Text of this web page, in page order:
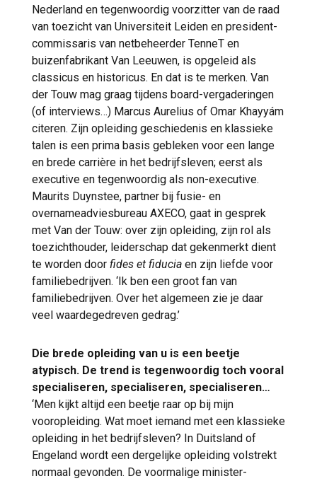
Nederland en tegenwoordig voorzitter van de raad
van toezicht van Universiteit Leiden en president-
commissaris van netbeheerder TenneT en
buizenfabrikant Van Leeuwen, is opgeleid als
classicus en historicus. En dat is te merken. Van
der Touw mag graag tijdens board-vergaderingen
(of interviews…) Marcus Aurelius of Omar Khayyám
citeren. Zijn opleiding geschiedenis en klassieke
talen is een prima basis gebleken voor een lange
en brede carrière in het bedrijfsleven; eerst als
executive en tegenwoordig als non-executive.
Maurits Duynstee, partner bij fusie- en
overnameadviesbureau AXECO, gaat in gesprek
met Van der Touw: over zijn opleiding, zijn rol als
toezichthouder, leiderschap dat gekenmerkt dient
te worden door fides et fiducia en zijn liefde voor
familiebedrijven. ‘Ik ben een groot fan van
familiebedrijven. Over het algemeen zie je daar
veel waardegedreven gedrag.’
Die brede opleiding van u is een beetje
atypisch. De trend is tegenwoordig toch vooral
specialiseren, specialiseren, specialiseren…
‘Men kijkt altijd een beetje raar op bij mijn
vooropleiding. Wat moet iemand met een klassieke
opleiding in het bedrijfsleven? In Duitsland of
Engeland wordt een dergelijke opleiding volstrekt
normaal gevonden. De voormalige minister-